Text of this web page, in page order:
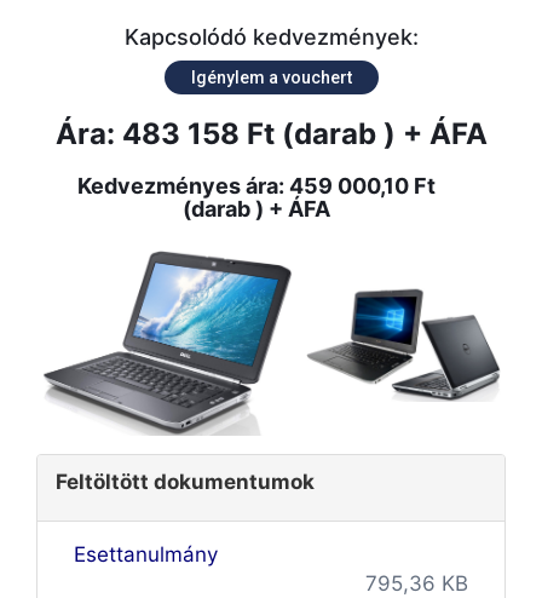
Kapcsolódó kedvezmények:
Igénylem a vouchert
Ára: 483 158 Ft (darab ) + ÁFA
Kedvezményes ára: 459 000,10 Ft
(darab ) + ÁFA
Feltöltött dokumentumok
Esettanulmány
795,36 KB